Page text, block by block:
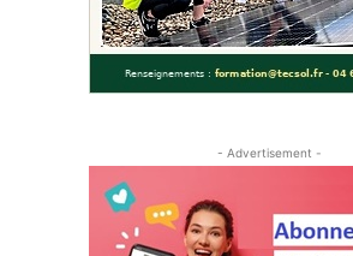
- Advertisement -